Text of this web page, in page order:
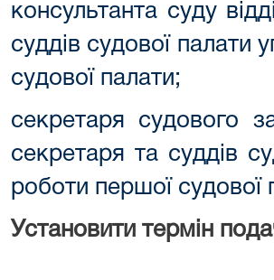
консультанта суду
суддів судової палати
судової палати;
секретаря судового
секретаря та суддів
роботи першої судової
Установити термін